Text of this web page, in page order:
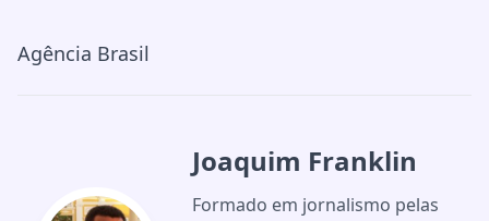
Agência Brasil
Joaquim Franklin
Formado em jornalismo pelas